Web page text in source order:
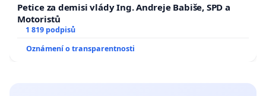
Petice za demisi vlády Ing. Andreje Babiše, SPD a
Motoristů
1 819 podpisů
Oznámení o transparentnosti